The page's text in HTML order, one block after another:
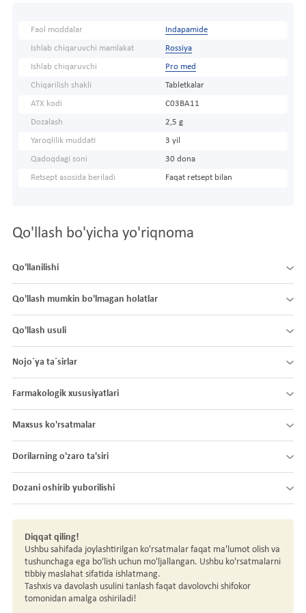
Faol moddalar Indapamide
Ishlab chiqaruvchi mamlakat Rossiya
Ishlab chiqaruvchi Pro med
Chiqarilish shakli Tabletkalar
ATX kodi C03BA11
Dozalash 2,5 g
Yaroqlilik muddati 3 yil
Qadoqdagi soni 30 dona
Retsept asosida beriladi Faqat retsept bilan
Qo'llash bo'yicha yo'riqnoma
Qo'llanilishi
Qo'llash mumkin bo'lmagan holatlar
Qo'llash usuli
Nojo´ya ta´sirlar
Farmakologik xususiyatlari
Maxsus ko'rsatmalar
Dorilarning o'zaro ta'siri
Dozani oshirib yuborilishi
Diqqat qiling!
Ushbu sahifada joylashtirilgan ko'rsatmalar faqat ma'lumot olish va
tushunchaga ega bo'lish uchun mo'ljallangan. Ushbu ko'rsatmalarni
tibbiy maslahat sifatida ishlatmang.
Tashxis va davolash usulini tanlash faqat davolovchi shifokor
tomonidan amalga oshiriladi!